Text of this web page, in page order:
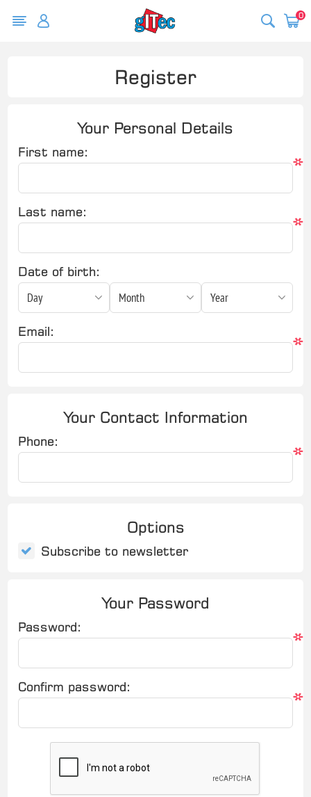
0
Register
Your Personal Details
First name:
*
Last name:
*
Date of birth:
Email:
*
Your Contact Information
Phone:
*
Options
Subscribe to newsletter
Your Password
Password:
*
Confirm password:
*